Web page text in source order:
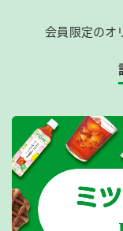
会員限定のオ